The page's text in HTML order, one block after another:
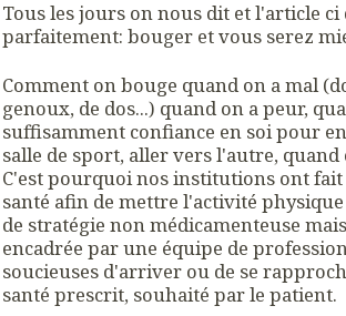
Tous les jours on nous dit et l'article ci
parfaitement: bouger et vous serez
Comment on bouge quand on a mal
genoux, de dos...) quand on a peur,
suffisamment confiance en soi pour
salle de sport, aller vers l'autre, quand
C'est pourquoi nos institutions ont
santé afin de mettre l'activité
de stratégie non médicamenteuse
encadrée par une équipe de
soucieuses d'arriver ou de se
santé prescrit, souhaité par le patient.